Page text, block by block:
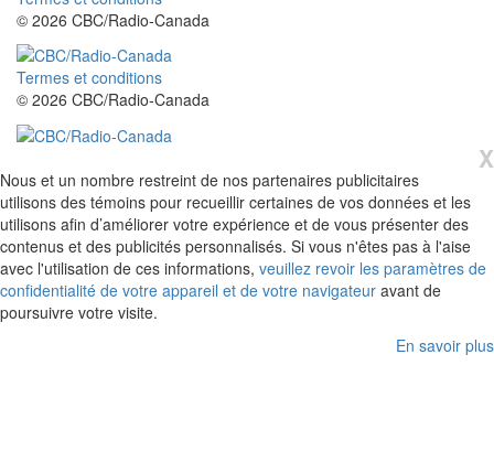
© 2026 CBC/Radio-Canada
Termes et conditions
© 2026 CBC/Radio-Canada
X
Nous et un nombre restreint de nos partenaires publicitaires
utilisons des témoins pour recueillir certaines de vos données et les
utilisons afin d’améliorer votre expérience et de vous présenter des
contenus et des publicités personnalisés. Si vous n'êtes pas à l'aise
avec l'utilisation de ces informations, veuillez revoir les paramètres de
confidentialité de votre appareil et de votre navigateur avant de
poursuivre votre visite.
En savoir plus